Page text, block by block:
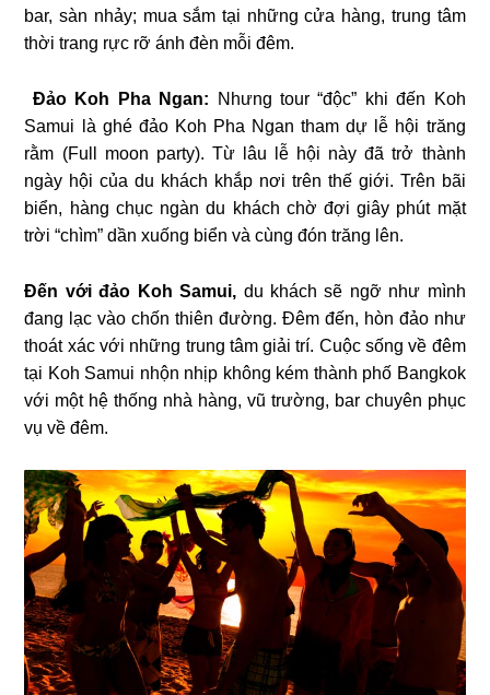
bar, sàn nhảy; mua sắm tại những cửa hàng, trung tâm
thời trang rực rỡ ánh đèn mỗi đêm.
Đảo Koh Pha Ngan:
Nhưng tour “độc” khi đến Koh
Samui là ghé đảo Koh Pha Ngan tham dự lễ hội trăng
rằm (Full moon party). Từ lâu lễ hội này đã trở thành
ngày hội của du khách khắp nơi trên thế giới. Trên bãi
biển, hàng chục ngàn du khách chờ đợi giây phút mặt
trời “chìm” dần xuống biển và cùng đón trăng lên.
Đến với đảo Koh Samui, du khách sẽ ngỡ như mình
đang lạc vào chốn thiên đường. Đêm đến, hòn đảo như
thoát xác với những trung tâm giải trí. Cuộc sống về đêm
tại Koh Samui nhộn nhịp không kém thành phố Bangkok
với một hệ thống nhà hàng, vũ trường, bar chuyên phục
vụ về đêm.